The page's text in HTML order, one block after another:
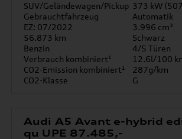
SUV/Geländewagen/Pickup 373 kW
Gebrauchtfahrzeug
Automatik
EZ: 07/2022
3.996 cm³
56.873 km
Schwarz
Benzin
4/5 Türen
Verbrauch kombiniert¹
12.6l/100
CO2-Emission kombiniert¹
287g/km
CO2-Klasse
G
Audi A5 Avant e-hybrid
qu UPE 87.485,-